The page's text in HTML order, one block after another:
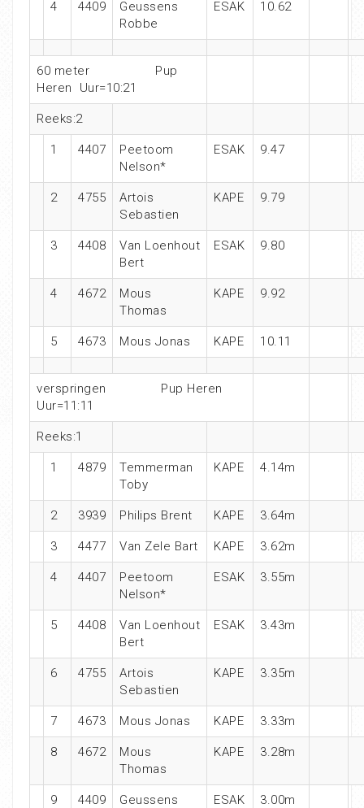
4 4409
Geussens
Robbe
ESAK 10.62
60 meter Pup
Heren Uur=10:21
Reeks:2
1 4407
Peetoom
Nelson*
ESAK 9.47
2 4755
Artois
Sebastien
KAPE 9.79
3 4408
Van Loenhout
Bert
ESAK 9.80
4 4672
Mous
Thomas
KAPE 9.92
5 4673 Mous Jonas KAPE 10.11
verspringen Pup Heren
Uur=11:11
Reeks:1
1 4879
Temmerman
Toby
KAPE 4.14m
2 3939 Philips Brent KAPE 3.64m
3 4477 Van Zele Bart KAPE 3.62m
4 4407
Peetoom
Nelson*
ESAK 3.55m
5 4408
Van Loenhout
Bert
ESAK 3.43m
6 4755
Artois
Sebastien
KAPE 3.35m
7 4673 Mous Jonas KAPE 3.33m
8 4672
Mous
Thomas
KAPE 3.28m
9 4409
Geussens
ESAK 3.00m